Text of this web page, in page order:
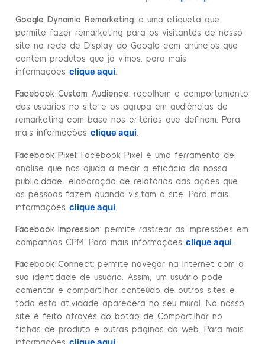
Google Dynamic Remarketing: é uma etiqueta que
permite fazer remarketing para os visitantes de nosso
site na rede de Display do Google com anúncios que
contêm produtos que já vimos. para mais
informações clique aqui
Facebook Custom Audience: recolhem o comportamento
dos usuários no site e os agrupa em audiências de
remarketing com base nos critérios que definem. Para
mais informações clique aqui
Facebook Pixel: Facebook Pixel é uma ferramenta de
análise que nos ajuda a medir a eficácia da nossa
publicidade, elaboração de relatórios das ações que
as pessoas fazem quando visitam o site. Para mais
informações clique aqui
Facebook Impression: permite rastrear as impressões em
campanhas CPM. Para mais informações clique aqui
Facebook Connect: permite navegar na Internet com a
sua identidade de usuário. Assim, um usuário pode
comentar e compartilhar conteúdo de outros sites e
toda esta atividade aparecerá no seu mural. No nosso
site é feito através do botão de Compartilhar no
fichas de produto e outras páginas da web. Para mais
informações